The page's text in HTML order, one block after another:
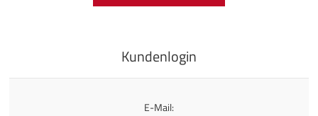
Kundenlogin
E-Mail: